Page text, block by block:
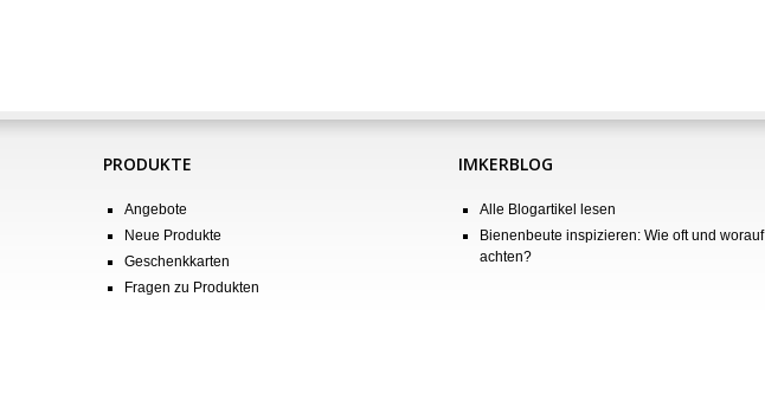
PRODUKTE
Angebote
Neue Produkte
Geschenkkarten
Fragen zu Produkten
IMKERBLOG
Alle Blogartikel lesen
Bienenbeute inspizieren: Wie oft und worauf
achten?